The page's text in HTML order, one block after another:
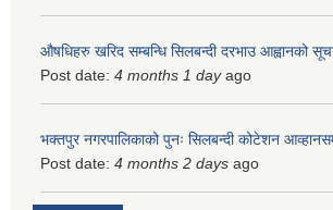
औषधिहरु खरिद सम्बन्धि सिलबन्दी दरभाउ आह्वानको
Post date: 4 months 1 dayago
भक्तपुर नगरपालिकाको पुनः सिलबन्दी कोटेशन
Post date: 4 months 2 days ago